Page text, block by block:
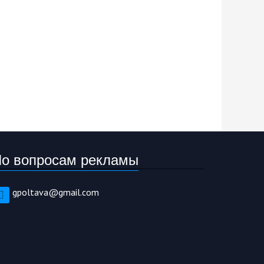
вопросам рекламы
gpoltava@gmail.com